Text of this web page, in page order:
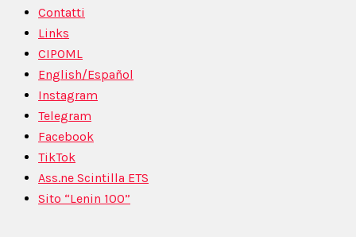
Contatti
Links
CIPOML
English/Español
Instagram
Telegram
Facebook
TikTok
Ass.ne Scintilla ETS
Sito “Lenin 100”